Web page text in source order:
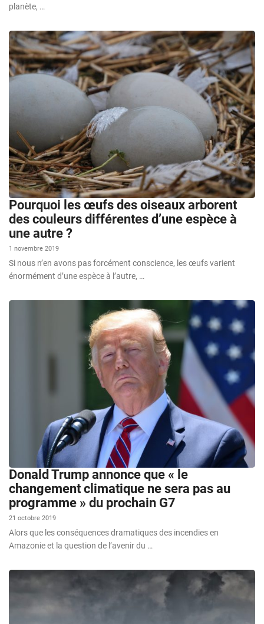
planète, …
Pourquoi les œufs des oiseaux arborent
des couleurs différentes d’une espèce à
une autre ?
1 novembre 2019
Si nous n’en avons pas forcément conscience, les œufs varient
énormément d’une espèce à l’autre, …
Donald Trump annonce que « le
changement climatique ne sera pas au
programme » du prochain G7
21 octobre 2019
Alors que les conséquences dramatiques des incendies en
Amazonie et la question de l’avenir du …